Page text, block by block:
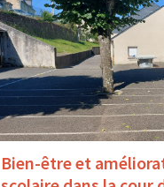
Bien-être et